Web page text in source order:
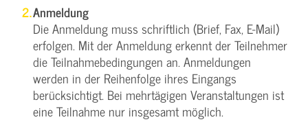
Anmeldung
Die Anmeldung muss schriftlich (Brief, Fax, E-Mail)
erfolgen. Mit der Anmeldung erkennt der Teilnehmer
die Teilnahmebedingungen an. Anmeldungen
werden in der Reihenfolge ihres Eingangs
berücksichtigt. Bei mehrtägigen Veranstaltungen ist
eine Teilnahme nur insgesamt möglich.